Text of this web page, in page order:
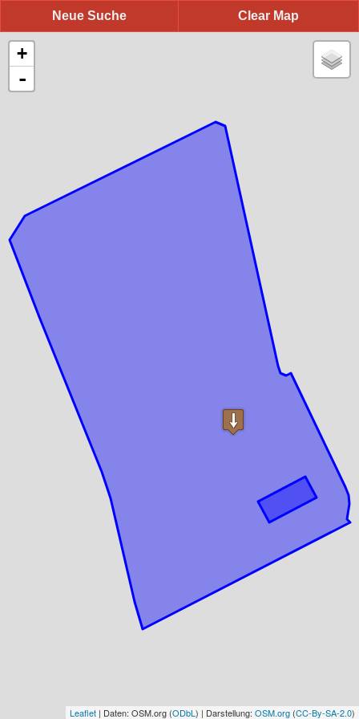
Clear Map
Neue Suche
+
-
Leaflet | Daten: OSM.org (ODbL ) | Darstellung: OSM.org (CC-By-SA-2.0)